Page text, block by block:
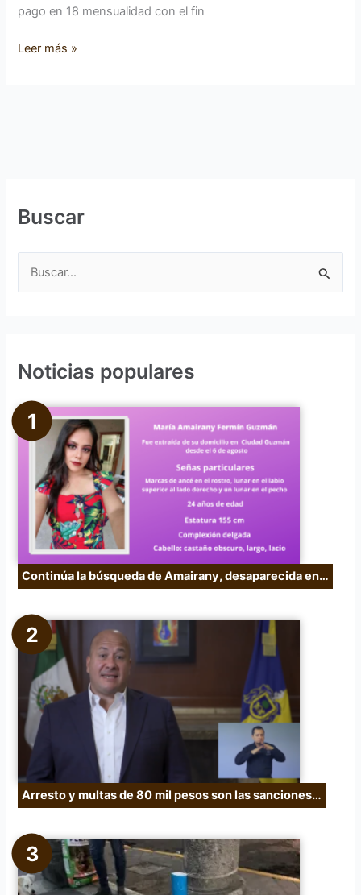
pago en 18 mensualidad con el fin
Leer más »
Buscar
a
o
Noticias populares
Continúa la búsqueda de Amairany, desaparecida en…
Arresto y multas de 80 mil pesos son las sanciones…